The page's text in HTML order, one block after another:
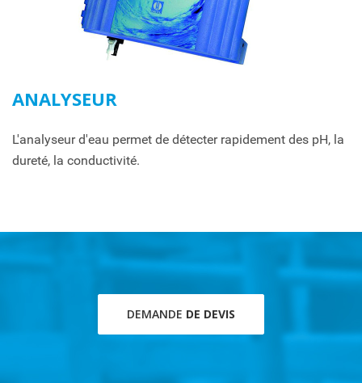
ANALYSEUR
L'analyseur d'eau permet de détecter rapidement des pH, la
dureté, la conductivité.
DEMANDE DE DEVIS